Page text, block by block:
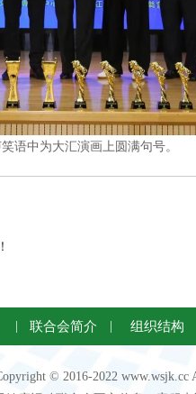
中为大汇演画上圆满句号。
联合会简介 组织结构
© 2016-2022 www.wsjk.cc